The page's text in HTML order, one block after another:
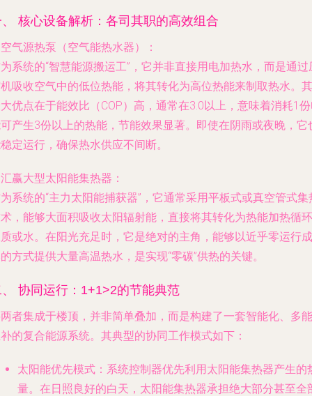
核心设备解析：各司其职的高效组合
空气源热泵（空气能热水器）
：
系统的“智慧能源搬运工”，它并非直接用电加热水，而是通过
吸收空气中的低位热能，将其转化为高位热能来制取热水。其
优点在于能效比（COP）高，通常在3.0以上，意味着消耗1
产生3份以上的热能，节能效果显著。即使在阴雨或夜晚，它
定运行，确保热水供应不间断。
汇赢大型太阳能集热器 ：
系统的“主力太阳能捕获器”，它通常采用平板式或真空管式集
，能够大面积吸收太阳辐射能，直接将其转化为热能加热循环
或水。在阳光充足时，它是绝对的主角，能够以近乎零运行成
方式提供大量高温热水，是实现“零碳”供热的关键。
协同运行：1+1>2的节能典范
者集成于楼顶，并非简单叠加，而是构建了一套智能化、多能
的复合能源系统。其典型的协同工作模式如下：
太阳能优先模式 ：系统控制器优先利用太阳能集热器产生的
量。在日照良好的白天，太阳能集热器承担绝大部分甚至全